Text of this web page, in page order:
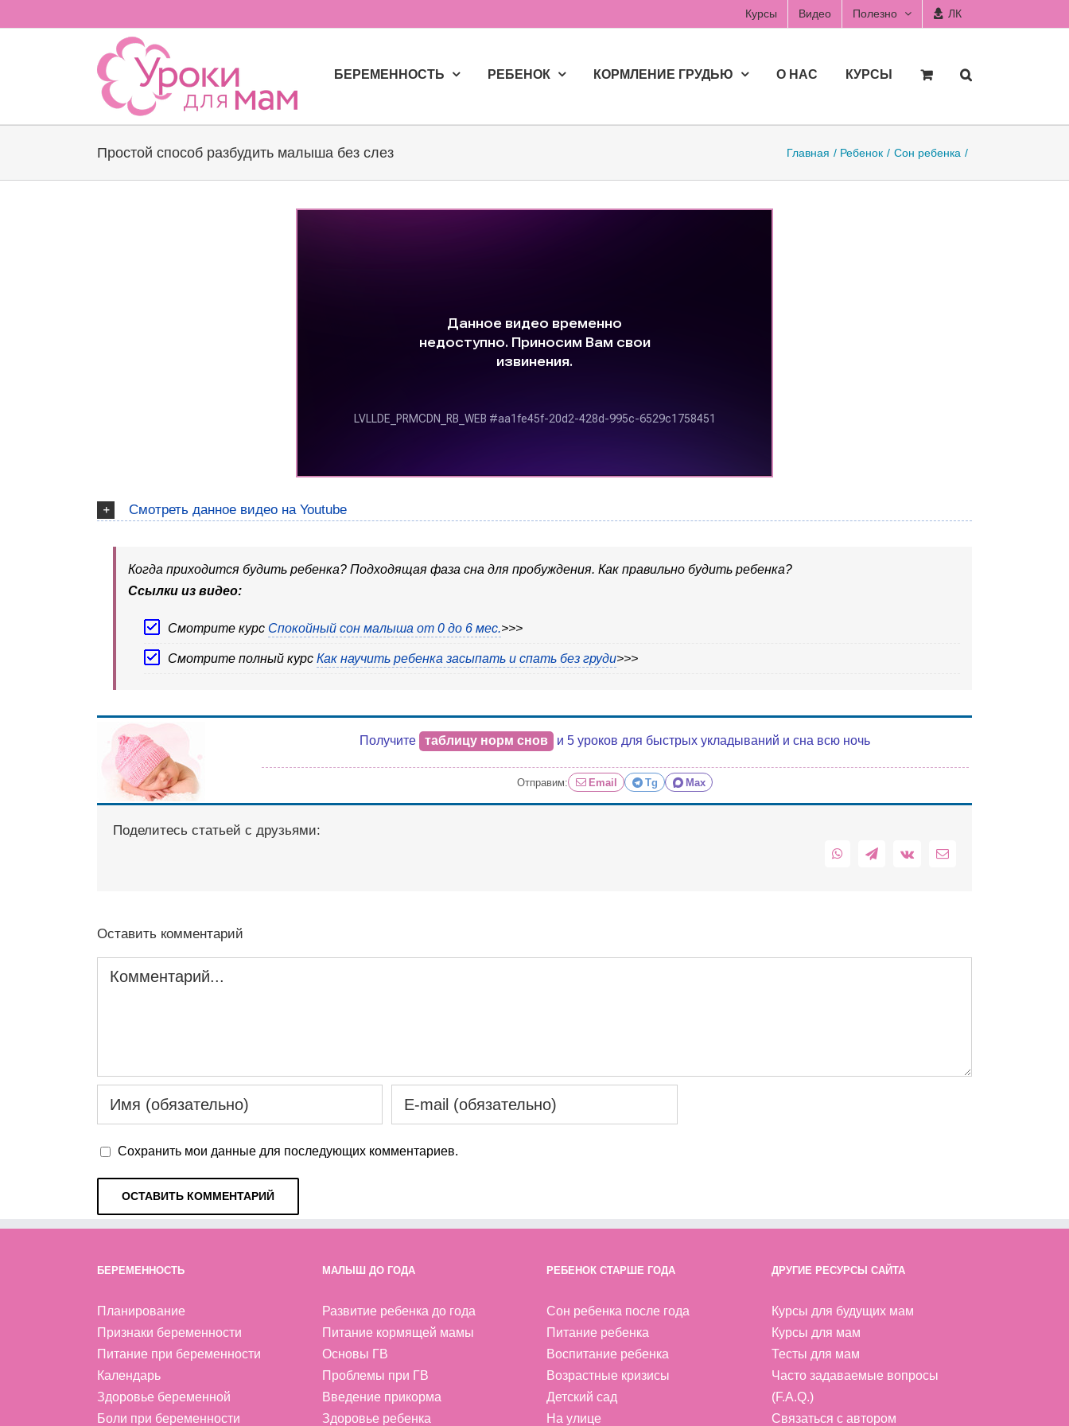
to
Курсы Видео Полезно ЛК
БЕРЕМЕННОСТЬ РЕБЕНОК КОРМЛЕНИЕ ГРУДЬЮ О НАС КУРСЫ
Простой способ разбудить малыша без слез Главная Ребенок Сон ребенка
Смотреть данное видео на Youtube
Когда приходится будить ребенка? Подходящая фаза сна для пробуждения. Как правильно будить ребенка?
Ссылки из видео:
Смотрите курс Спокойный сон малыша от 0 до 6 мес.>>>
Смотрите полный курс Как научить ребенка засыпать и спать без груди>>>
Получите таблицу норм снов и 5 уроков для быстрых укладываний и сна всю ночь
Отправим: Email Tg Max
Поделитесь статьей с друзьями:
WhatsAppTelegram
Vk Email
Оставить комментарий
Сохранить мои данные для последующих комментариев.
БЕРЕМЕННОСТЬ
Планирование
Признаки беременности
Питание при беременности
Календарь
Здоровье беременной
Боли при беременности
МАЛЫШ ДО ГОДА
Развитие ребенка до года
Питание кормящей мамы
Основы ГВ
Проблемы при ГВ
Введение прикорма
Здоровье ребенка
РЕБЕНОК СТАРШЕ ГОДА
Сон ребенка после года
Питание ребенка
Воспитание ребенка
Возрастные кризисы
Детский сад
На улице
ДРУГИЕ РЕСУРСЫ САЙТА
Курсы для будущих мам
Курсы для мам
Тесты для мам
Часто задаваемые вопросы
(F.A.Q.)
Связаться с автором